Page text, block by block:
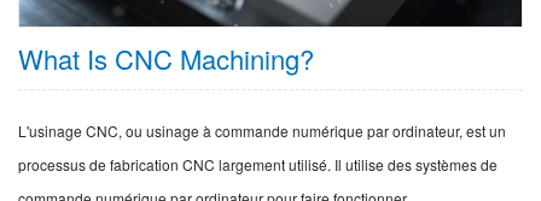
What Is CNC Machining?
L'usinage CNC, ou usinage à commande numérique par ordinateur, est un
processus de fabrication CNC largement utilisé. Il utilise des systèmes de